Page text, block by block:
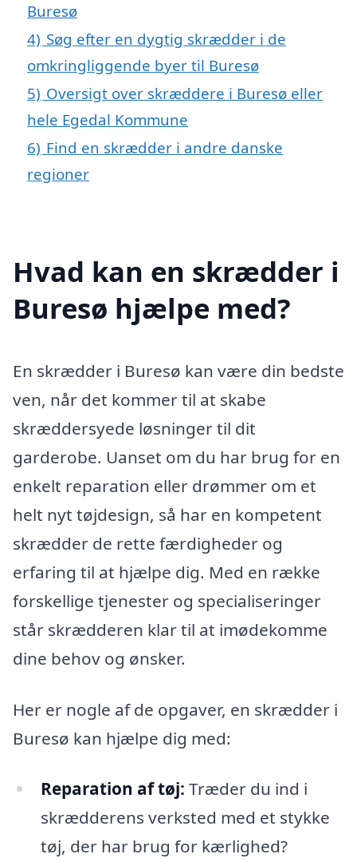
Buresø
4) Søg efter en dygtig skrædder i de
omkringliggende byer til Buresø
5) Oversigt over skræddere i Buresø eller
hele Egedal Kommune
6) Find en skrædder i andre danske
regioner
Hvad kan en skrædder i
Buresø hjælpe med?
En skrædder i Buresø kan være din bedste
ven, når det kommer til at skabe
skræddersyede løsninger til dit
garderobe. Uanset om du har brug for en
enkelt reparation eller drømmer om et
helt nyt tøjdesign, så har en kompetent
skrædder de rette færdigheder og
erfaring til at hjælpe dig. Med en række
forskellige tjenester og specialiseringer
står skrædderen klar til at imødekomme
dine behov og ønsker.
Her er nogle af de opgaver, en skrædder i
Buresø kan hjælpe dig med:
Reparation af tøj: Træder du ind i
skrædderens verksted med et stykke
tøj, der har brug for kærlighed?